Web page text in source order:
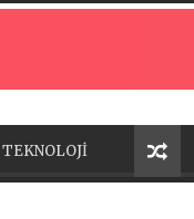
TEKNOLOJİ